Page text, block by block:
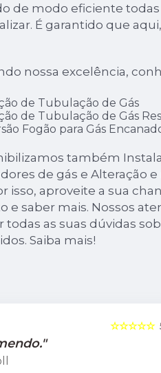
de modo eficiente todas
É garantido que
nossa excelência,
de Tubulação de Gás
de Tubulação de Gás
Fogão para Gás
também
de gás e Alteração
isso, aproveite a sua
e saber mais. Nossos
todas as suas dúvidas
Saiba mais!
☆☆☆☆☆